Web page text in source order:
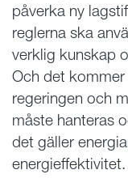
påverka ny
reglerna ska
verklig kunskap
Och det kommer
regeringen och
måste hanteras
det gäller
energieffektivitet.